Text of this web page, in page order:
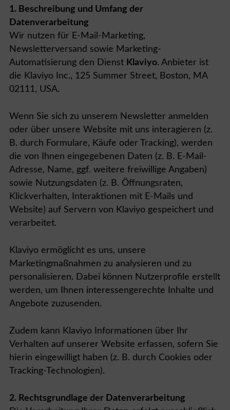
1. Beschreibung und Umfang der
Datenverarbeitung
Wir nutzen für E-Mail-Marketing,
Newsletterversand sowie Marketing-
Automatisierung den Dienst Klaviyo. Anbieter ist
die Klaviyo Inc., 125 Summer Street, Boston, MA
02111, USA.
Wenn Sie sich zu unserem Newsletter anmelden
oder über unsere Website mit uns interagieren (z.
B. durch Formulare, Käufe oder Tracking), werden
die von Ihnen eingegebenen Daten (z. B. E-Mail-
Adresse, Name, ggf. weitere freiwillige Angaben)
sowie Nutzungsdaten (z. B. Öffnungsraten,
Klickverhalten, Interaktionen mit E-Mails und
Website) auf Servern von Klaviyo gespeichert und
verarbeitet.
Klaviyo ermöglicht es uns, unsere
Marketingmaßnahmen zu analysieren und zu
personalisieren. Dabei können Nutzerprofile erstellt
werden, um Ihnen interessengerechte Inhalte und
Angebote zuzusenden.
Zudem kann Klaviyo Informationen über Ihr
Verhalten auf unserer Website erfassen, sofern Sie
hierin eingewilligt haben (z. B. durch Cookies oder
Tracking-Technologien).
2. Rechtsgrundlage der Datenverarbeitung